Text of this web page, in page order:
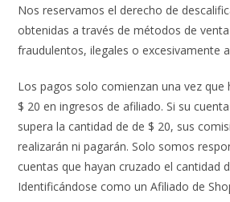
Nos reservamos el derecho de
obtenidas a través de métodos de
fraudulentos, ilegales o excesivamente
Los pagos solo comienzan una vez que
$ 20 en ingresos de afiliado. Si su
supera la cantidad de de $ 20, sus
realizarán ni pagarán. Solo somos
cuentas que hayan cruzado el cantidad
Identificándose como un Afiliado de